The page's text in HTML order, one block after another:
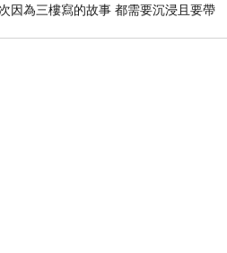
因為三樓寫的故事 都需要沉浸且要帶